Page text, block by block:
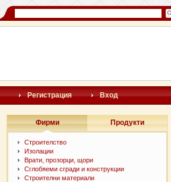
Регистрация Вход
Фирми Продукти
Строителство
Изолации
Врати, прозорци, щори
Сглобяеми сгради и конструкции
Строителни материали